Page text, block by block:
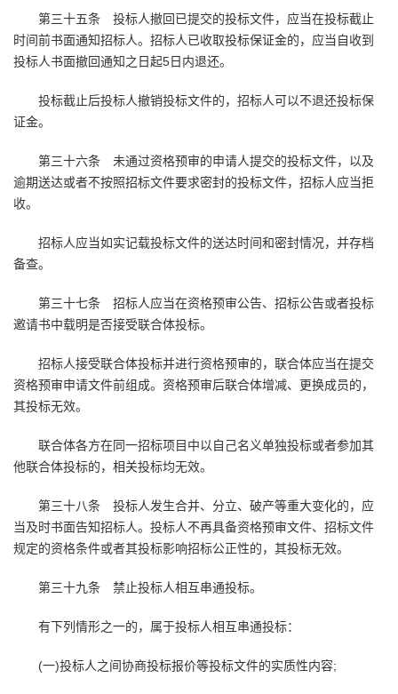
第三十五条 投标人撤回已提交的投标文件，应当在投标截止
时间前书面通知招标人。招标人已收取投标保证金的，应当自收到
投标人书面撤回通知之日起5日内退还。
投标截止后投标人撤销投标文件的，招标人可以不退还投标保
证金。
第三十六条 未通过资格预审的申请人提交的投标文件，以及
逾期送达或者不按照招标文件要求密封的投标文件，招标人应当拒
收。
招标人应当如实记载投标文件的送达时间和密封情况，并存档
备查。
第三十七条 招标人应当在资格预审公告、招标公告或者投标
邀请书中载明是否接受联合体投标。
招标人接受联合体投标并进行资格预审的，联合体应当在提交
资格预审申请文件前组成。资格预审后联合体增减、更换成员的，
其投标无效。
联合体各方在同一招标项目中以自己名义单独投标或者参加其
他联合体投标的，相关投标均无效。
第三十八条 投标人发生合并、分立、破产等重大变化的，应
当及时书面告知招标人。投标人不再具备资格预审文件、招标文件
规定的资格条件或者其投标影响招标公正性的，其投标无效。
第三十九条 禁止投标人相互串通投标。
有下列情形之一的，属于投标人相互串通投标：
(一)投标人之间协商投标报价等投标文件的实质性内容;